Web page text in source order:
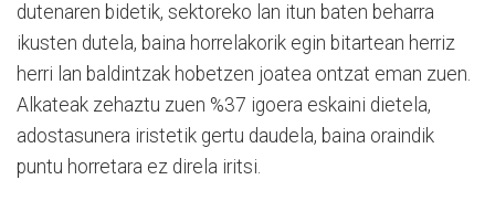
dutenaren bidetik, sektoreko lan itun baten beharra
ikusten dutela, baina horrelakorik egin bitartean herriz
herri lan baldintzak hobetzen joatea ontzat eman zuen.
Alkateak zehaztu zuen %37 igoera eskaini dietela,
adostasunera iristetik gertu daudela, baina oraindik
puntu horretara ez direla iritsi.